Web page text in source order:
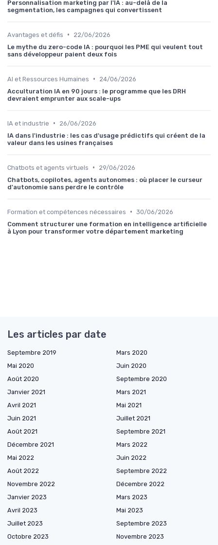
Personnalisation marketing par l'IA : au-delà de la
segmentation, les campagnes qui convertissent
Avantages et défis •
22/06/2026
Le mythe du zero-code IA : pourquoi les PME qui veulent tout
sans développeur paient deux fois
AI et Ressources Humaines •
24/06/2026
Acculturation IA en 90 jours : le programme que les DRH
devraient emprunter aux scale-ups
IA et industrie •
26/06/2026
IA dans l'industrie : les cas d'usage prédictifs qui créent de la
valeur dans les usines françaises
Chatbots et agents virtuels •
29/06/2026
Chatbots, copilotes, agents autonomes : où placer le curseur
d'autonomie sans perdre le contrôle
Formation et compétences nécessaires • 30/06/2026
Comment structurer une formation en intelligence artificielle
à Lyon pour transformer votre département marketing
Les articles par date
Septembre 2019
Mars 2020
Mai 2020
Juin 2020
Août 2020
Septembre 2020
Janvier 2021
Mars 2021
Avril 2021
Mai 2021
Juin 2021
Juillet 2021
Août 2021
Septembre 2021
Décembre 2021
Mars 2022
Mai 2022
Juin 2022
Août 2022
Septembre 2022
Novembre 2022
Décembre 2022
Janvier 2023
Mars 2023
Avril 2023
Mai 2023
Juillet 2023
Septembre 2023
Octobre 2023
Novembre 2023